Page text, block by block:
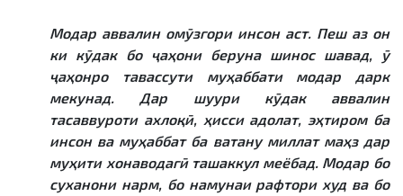
Модар аввалин омӯзгори инсон аст. Пеш аз он
ки кӯдак бо ҷаҳони беруна шинос шавад, ӯ
ҷаҳонро тавассути муҳаббати модар дарк
мекунад. Дар шуури кӯдак аввалин
тасаввуроти ахлоқӣ, ҳисси адолат, эҳтиром ба
инсон ва муҳаббат ба ватану миллат маҳз дар
муҳити хонаводагӣ ташаккул меёбад. Модар бо
суханони нарм, бо намунаи рафтори худ ва бо